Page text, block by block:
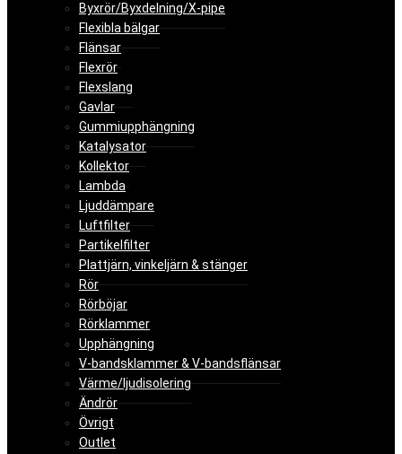
Byxrör/Byxdelning/X-pipe
Flexibla bälgar
Flänsar
Flexrör
Flexslang
Gavlar
Gummiupphängning
Katalysator
Kollektor
Lambda
Ljuddämpare
Luftfilter
Partikelfilter
Plattjärn, vinkeljärn & stänger
Rör
Rörböjar
Rörklammer
Upphängning
V-bandsklammer & V-bandsflänsar
Värme/ljudisolering
Ändrör
Övrigt
Outlet